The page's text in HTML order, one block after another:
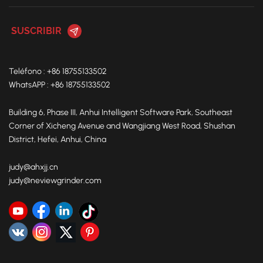
Teléfono : +86 18755133502
WhatsAPP : +86 18755133502
Building 6, Phase III, Anhui Intelligent Software Park, Southeast
Corner of Xicheng Avenue and Wangjiang West Road, Shushan
District, Hefei, Anhui, China
judy@ahxjj.cn
judy@neviewgrinder.com